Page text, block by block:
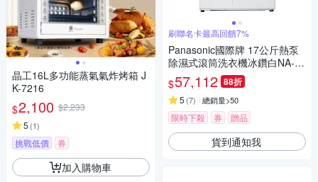
晶工16L多功能蒸氣氣炸烤箱 J
K-7216
$2,100 $2,233
5 (1)
挑戰低價 券
加入購物車
刷聯名卡最高回饋7%
Panasonic國際牌 17公斤熱泵
除濕式滾筒洗衣機冰鑽白NA-V
170RPH-W
$57,112 88折
5 (7) 總銷量>50
限時下殺 券 贈品
貨到通知我